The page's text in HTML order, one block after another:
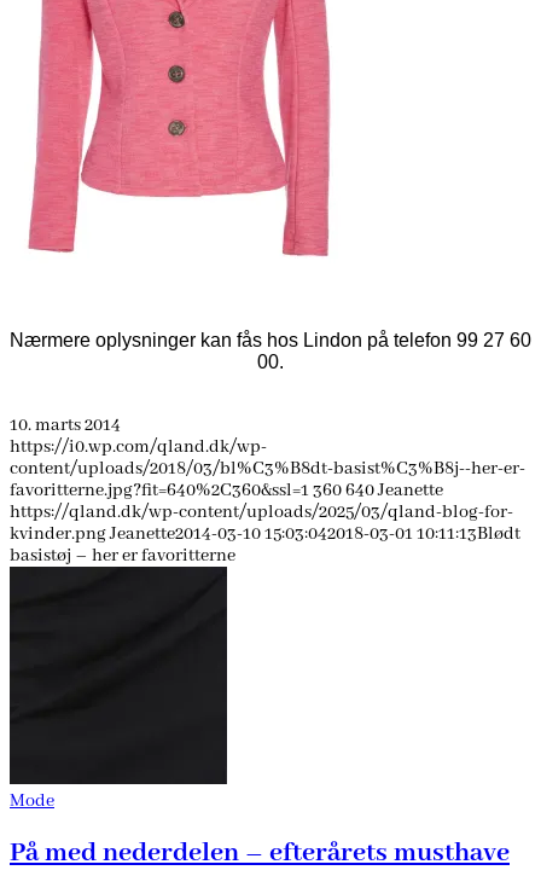
Nærmere oplysninger kan fås hos Lindon på telefon 99 27 60
00.
10. marts 2014
https://i0.wp.com/qland.dk/wp-
content/uploads/2018/03/bl%C3%B8dt-basist%C3%B8j--her-er-
favoritterne.jpg?fit=640%2C360&ssl=1 360640Jeanette
https://qland.dk/wp-content/uploads/2025/03/qland-blog-for-
kvinder.pngJeanette2014-03-10 15:03:042018-03-01 10:11:13Blødt
basistøj – her er favoritterne
Mode
På med nederdelen – efterårets musthave